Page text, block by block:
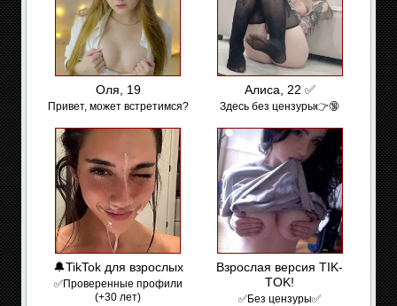
Оля, 19
Привет, может встретимся?
Алиса, 22 ✅
Здесь без цензуры👉🔞
🔔TikTok для взрослых
✅Проверенные профили
(+30 лет)
Взрослая версия TIK-
TOK!
✅Без цензуры✅